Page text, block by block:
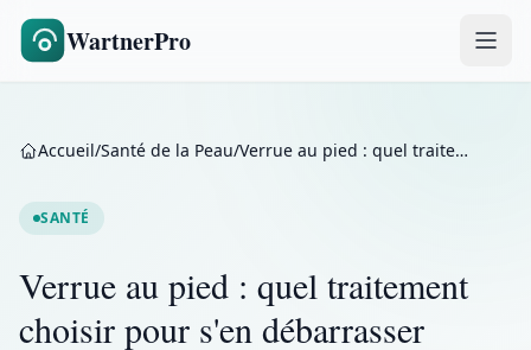
WartnerPro
Accueil/Santé de la Peau/ Verrue au pied : quel traitement choisir pour s'en débarrasser
SANTÉ
Verrue au pied : quel traitement
choisir pour s'en débarrasser